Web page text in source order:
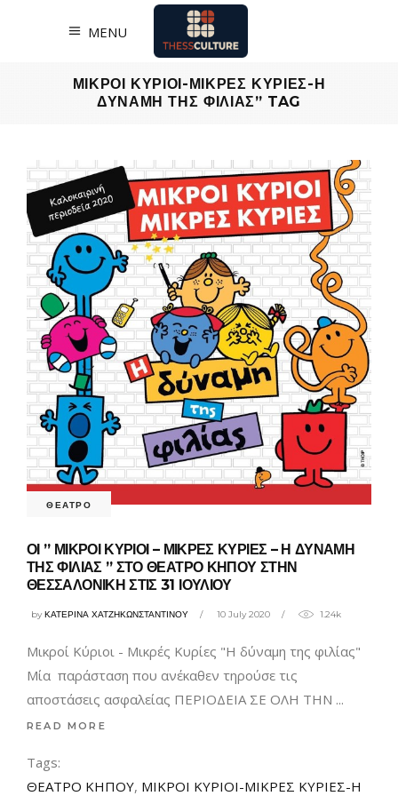
MENU
ΜΙΚΡΟΙ ΚΥΡΙΟΙ-ΜΙΚΡΕΣ ΚΥΡΙΕΣ-Η
ΔΥΝΑΜΗ ΤΗΣ ΦΙΛΙΑΣ” TAG
ΘΕΑΤΡΟ
ΟΙ ” ΜΙΚΡΟΙ ΚΥΡΙΟΙ – ΜΙΚΡΕΣ ΚΥΡΙΕΣ – Η ΔΥΝΑΜΗ
ΤΗΣ ΦΙΛΙΑΣ ” ΣΤΟ ΘΕΑΤΡΟ ΚΗΠΟΥ ΣΤΗΝ
ΘΕΣΣΑΛΟΝΙΚΗ ΣΤΙΣ 31 ΙΟΥΛΙΟΥ
byΚΑΤΕΡΙΝΑ ΧΑΤΖΗΚΩΝΣΤΑΝΤΙΝΟΥ 10 July 2020 1.24k
Μικροί Κύριοι - Μικρές Κυρίες "Η δύναμη της φιλίας"
Μία παράσταση που ανέκαθεν τηρούσε τις
αποστάσεις ασφαλείας ΠΕΡΙΟΔΕΙΑ ΣΕ ΟΛΗ ΤΗΝ
READ MORE
Tags:
ΘΕΑΤΡΟ ΚΗΠΟΥ, ΜΙΚΡΟΙ ΚΥΡΙΟΙ-ΜΙΚΡΕΣ ΚΥΡΙΕΣ-Η